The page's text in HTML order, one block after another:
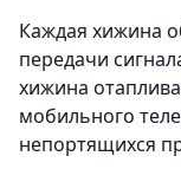
Каждая хижина
передачи
хижина
мобильного
непортящихся